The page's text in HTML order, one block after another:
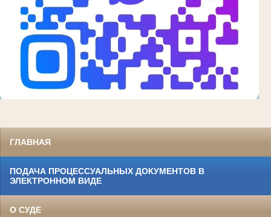
ГЛАВНАЯ
ПОДАЧА ПРОЦЕССУАЛЬНЫХ ДОКУМЕНТОВ В
ЭЛЕКТРОННОМ ВИДЕ
О СУДЕ